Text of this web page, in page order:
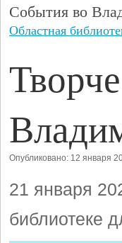
События во
Областная
Опубликовано: 12 января
21 января
библиотеке